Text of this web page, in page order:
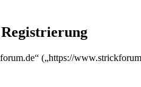
(„https://